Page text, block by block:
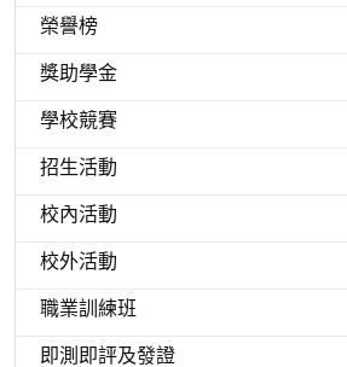
榮譽榜
獎助學金
學校競賽
招生活動
校內活動
校外活動
職業訓練班
即測即評及發證